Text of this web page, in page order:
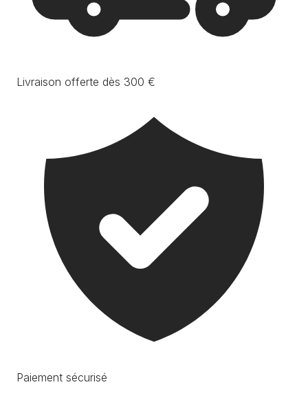
Livraison offerte dès 300 €
Paiement sécurisé